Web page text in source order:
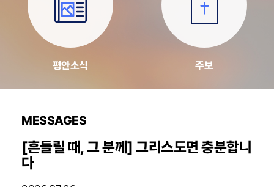
평안소식 주보
MESSAGES
[흔들릴 때, 그 분께] 그리스도면 충분합니
다